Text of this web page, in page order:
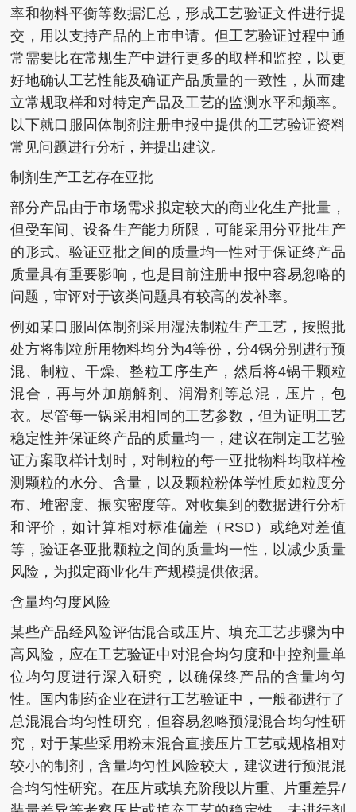
率和物料平衡等数据汇总，形成工艺验证文件进行提
交，用以支持产品的上市申请。但工艺验证过程中通
常需要比在常规生产中进行更多的取样和监控，以更
好地确认工艺性能及确证产品质量的一致性，从而建
立常规取样和对特定产品及工艺的监测水平和频率。
以下就口服固体制剂注册申报中提供的工艺验证资料
常见问题进行分析，并提出建议。
制剂生产工艺存在亚批
部分产品由于市场需求拟定较大的商业化生产批量，
但受车间、设备生产能力所限，可能采用分亚批生产
的形式。验证亚批之间的质量均一性对于保证终产品
质量具有重要影响，也是目前注册申报中容易忽略的
问题，审评对于该类问题具有较高的发补率。
例如某口服固体制剂采用湿法制粒生产工艺，按照批
处方将制粒所用物料均分为4等份，分4锅分别进行预
混、制粒、干燥、整粒工序生产，然后将4锅干颗粒
混合，再与外加崩解剂、润滑剂等总混，压片，包
衣。尽管每一锅采用相同的工艺参数，但为证明工艺
稳定性并保证终产品的质量均一，建议在制定工艺验
证方案取样计划时，对制粒的每一亚批物料均取样检
测颗粒的水分、含量，以及颗粒粉体学性质如粒度分
布、堆密度、振实密度等。对收集到的数据进行分析
和评价，如计算相对标准偏差（RSD）或绝对差值
等，验证各亚批颗粒之间的质量均一性，以减少质量
风险，为拟定商业化生产规模提供依据。
含量均匀度风险
某些产品经风险评估混合或压片、填充工艺步骤为中
高风险，应在工艺验证中对混合均匀度和中控剂量单
位均匀度进行深入研究，以确保终产品的含量均匀
性。国内制药企业在进行工艺验证中，一般都进行了
总混混合均匀性研究，但容易忽略预混混合均匀性研
究，对于某些采用粉末混合直接压片工艺或规格相对
较小的制剂，含量均匀性风险较大，建议进行预混混
合均匀性研究。在压片或填充阶段以片重、片重差异/